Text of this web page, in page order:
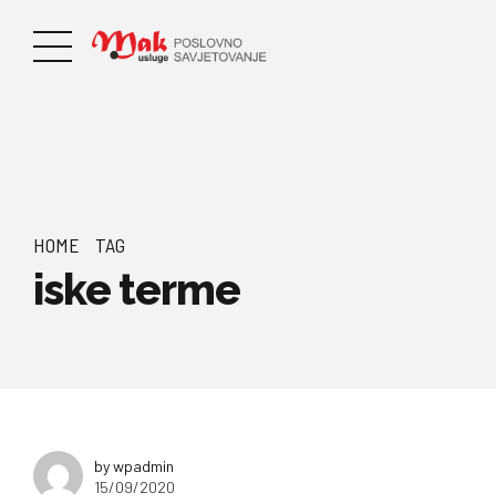
HOME TAG
iske terme
by wpadmin
15/09/2020